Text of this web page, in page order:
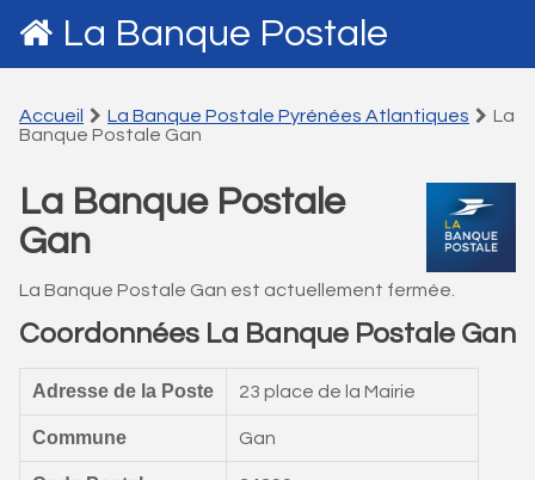
La Banque Postale
Accueil La Banque Postale Pyrénées Atlantiques
La
Banque Postale Gan
La Banque Postale
Gan
La Banque Postale Gan est actuellement fermée.
Coordonnées La Banque Postale Gan
Adresse de la Poste 23 place de la Mairie
Commune Gan